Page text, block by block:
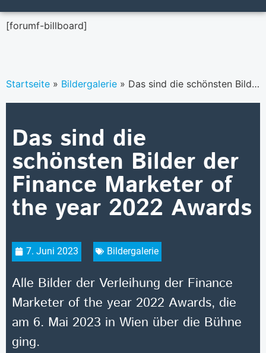
[forumf-billboard]
Startseite » Bildergalerie » Das sind die schönsten Bilder der Finance Marketer of the year 2022 Awards
Das sind die
schönsten Bilder der
Finance Marketer of
the year 2022 Awards
7. Juni 2023 Bildergalerie
Alle Bilder der Verleihung der Finance
Marketer of the year 2022 Awards, die
am 6. Mai 2023 in Wien über die Bühne
ging.